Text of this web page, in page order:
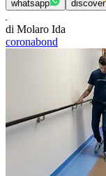
whatsapp discover
di Molaro Ida
coronabond